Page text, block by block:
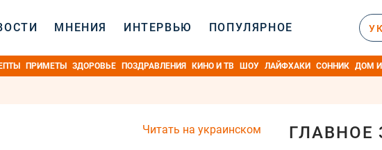
МНЕНИЯ ИНТЕРВЬЮ ПОПУЛЯРНОЕ
ПРИМЕТЫ ЗДОРОВЬЕ ПОЗДРАВЛЕНИЯ КИНО И ТВ ШОУ ЛАЙФХАКИ СОННИК ДОМ
Читать на украинском ГЛАВНОЕ